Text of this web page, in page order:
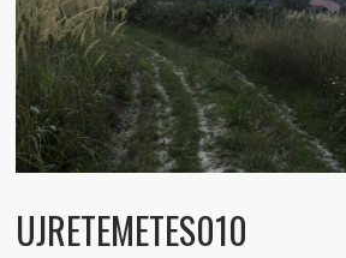
UJRETEMETES010